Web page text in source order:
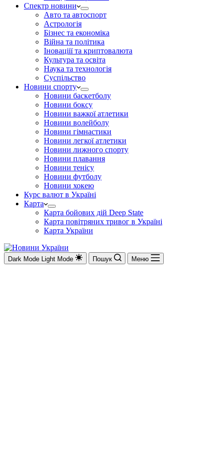
Спектр новини
Авто та автоспорт
Астрологія
Бізнес та економіка
Війна та політика
Іноваціії та криптовалюта
Культура та освіта
Наука та технологія
Суспільство
Новини спорту
Новини баскетболу
Новини боксу
Новини важкої атлетики
Новини волейболу
Новини гімнастики
Новини легкої атлетики
Новини лижного спорту
Новини плавання
Новини тенісу
Новини футболу
Новини хокею
Курс валют в Україні
Карта
Карта бойових дій Deep State
Карта повітряних тривог в Україні
Карта України
Dark Mode Light Mode Пошук Меню